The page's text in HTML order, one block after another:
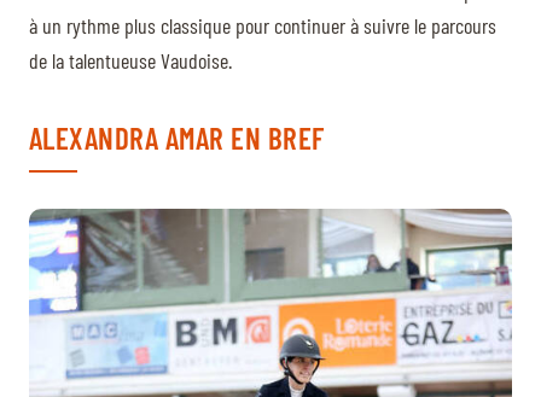
à un rythme plus classique pour continuer à suivre le parcours
de la talentueuse Vaudoise.
ALEXANDRA AMAR EN BREF